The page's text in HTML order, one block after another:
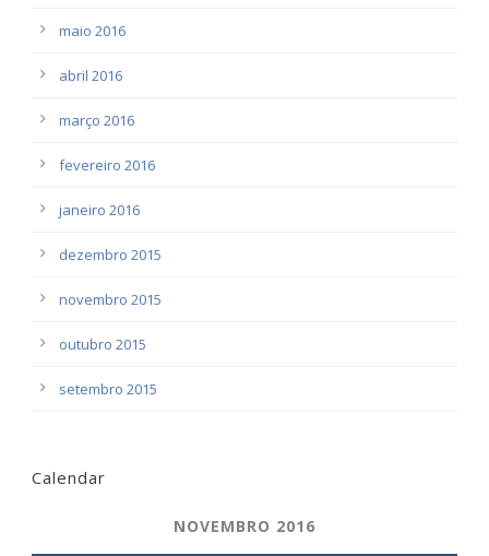
maio 2016
abril 2016
março 2016
fevereiro 2016
janeiro 2016
dezembro 2015
novembro 2015
outubro 2015
setembro 2015
Calendar
NOVEMBRO 2016